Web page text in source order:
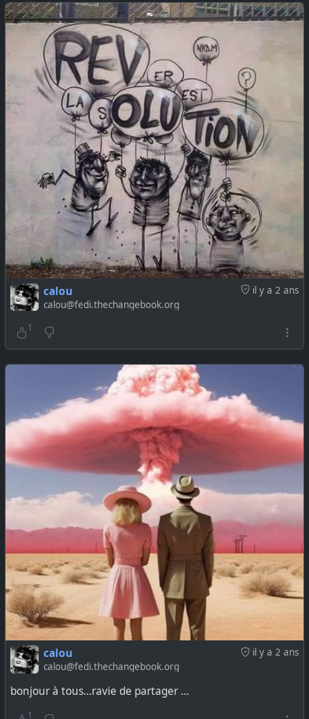
il y a 2 ans
calou
calou@fedi.thechangebook.org
1
il y a 2 ans
calou
calou@fedi.thechangebook.org
bonjour à tous...ravie de partager ...
1